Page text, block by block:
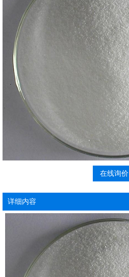
在线询价
详细内容